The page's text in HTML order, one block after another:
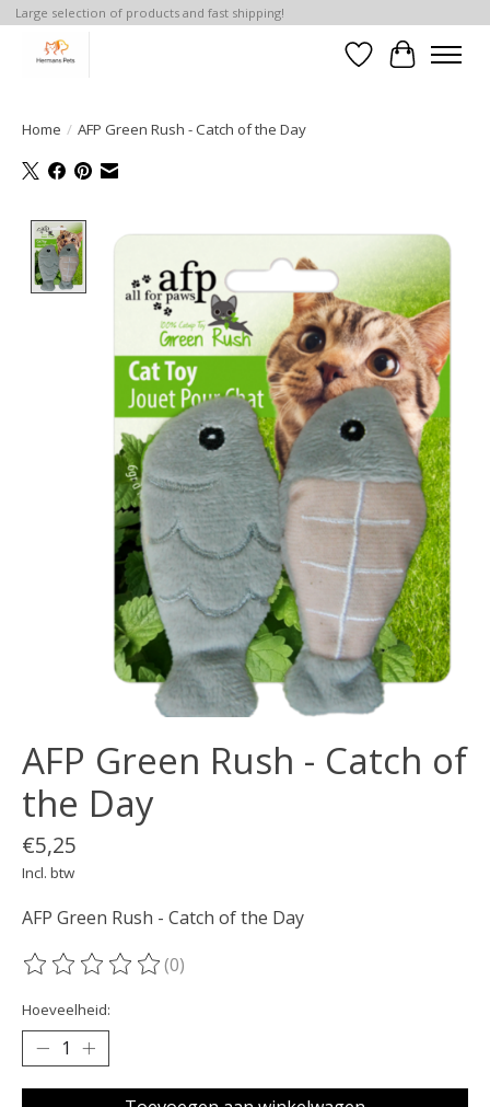
Large selection of products and fast shipping!
Verlanglijst
Home / AFP Green Rush - Catch of the Day
Product image slideshow Items
AFP Green Rush - Catch of
the Day
€5,25
Incl. btw
AFP Green Rush - Catch of the Day
De beoordeling van dit product is
(0)
Hoeveelheid: